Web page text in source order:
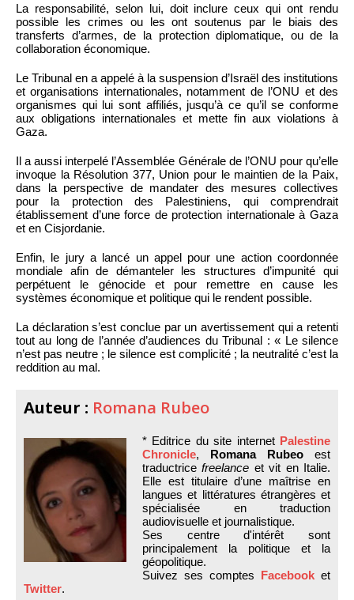
La responsabilité, selon lui, doit inclure ceux qui ont rendu
possible les crimes ou les ont soutenus par le biais des
transferts d’armes, de la protection diplomatique, ou de la
collaboration économique.
Le Tribunal en a appelé à la suspension d’Israël des institutions
et organisations internationales, notamment de l’ONU et des
organismes qui lui sont affiliés, jusqu’à ce qu’il se conforme
aux obligations internationales et mette fin aux violations à
Gaza.
Il a aussi interpelé l’Assemblée Générale de l’ONU pour qu’elle
invoque la Résolution 377, Union pour le maintien de la Paix,
dans la perspective de mandater des mesures collectives
pour la protection des Palestiniens, qui comprendrait
établissement d’une force de protection internationale à Gaza
et en Cisjordanie.
Enfin, le jury a lancé un appel pour une action coordonnée
mondiale afin de démanteler les structures d’impunité qui
perpétuent le génocide et pour remettre en cause les
systèmes économique et politique qui le rendent possible.
La déclaration s’est conclue par un avertissement qui a retenti
tout au long de l’année d’audiences du Tribunal : « Le silence
n’est pas neutre ; le silence est complicité ; la neutralité c’est la
reddition au mal.
Auteur : Romana Rubeo
* Editrice du site internet Palestine
Chronicle, Romana Rubeo est
traductricefreelance et vit en Italie.
Elle est titulaire d’une maîtrise en
langues et littératures étrangères et
spécialisée en traduction
audiovisuelle et journalistique.
Ses centre d'intérêt sont
principalement la politique et la
géopolitique.
Suivez ses comptes Facebook et
Twitter.